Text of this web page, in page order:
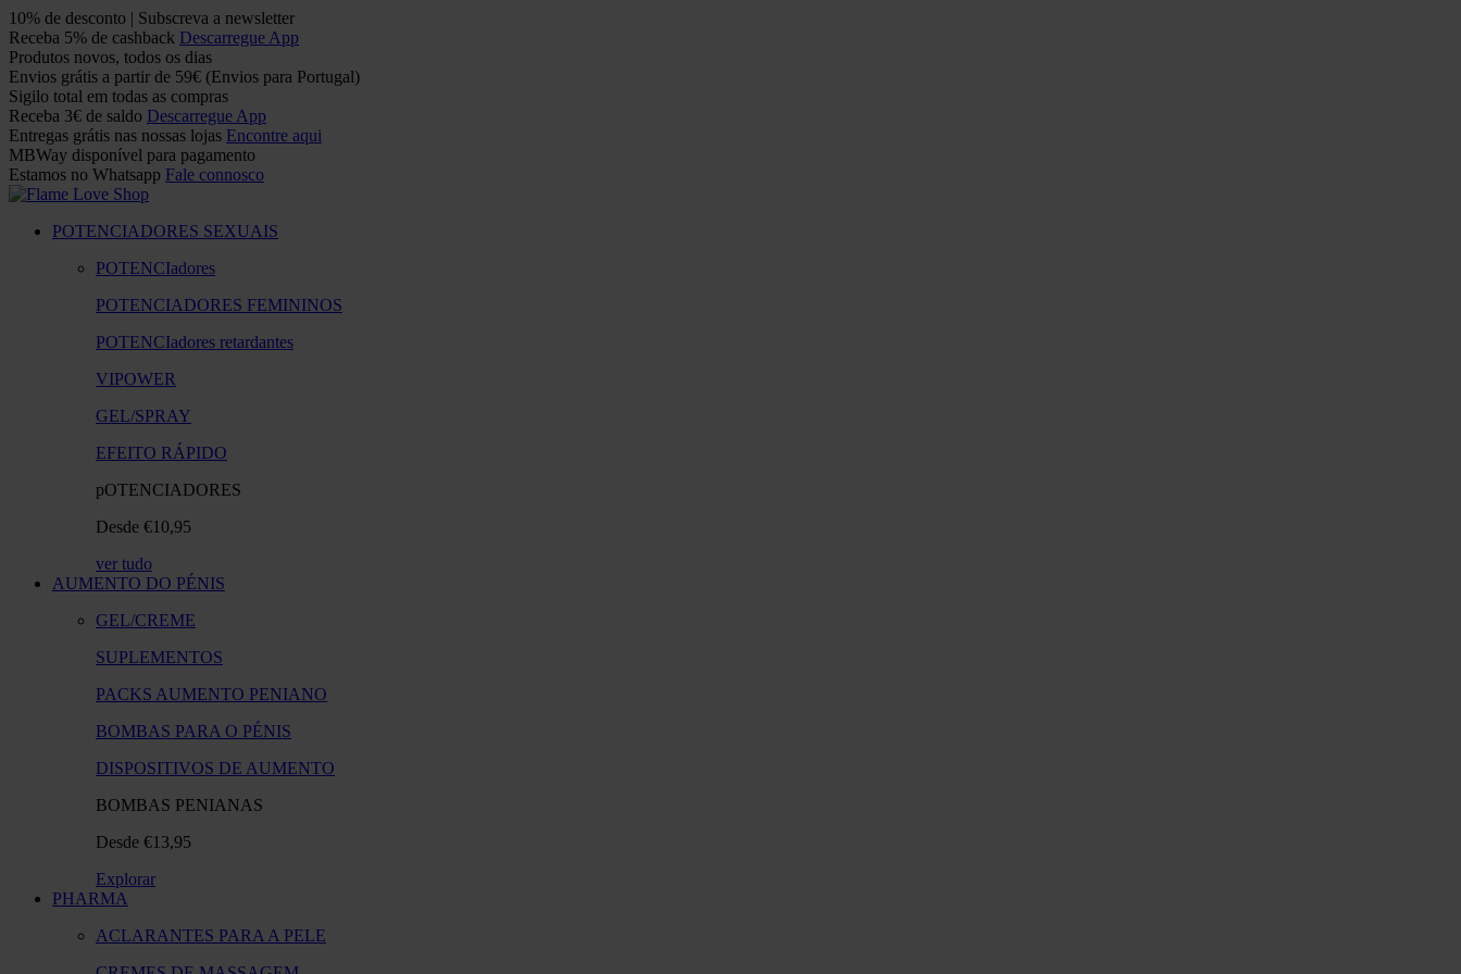
10% de desconto | Subscreva a newsletter
Receba 5% de cashback Descarregue App
Produtos novos, todos os dias
Envios grátis a partir de 59€ (Envios para Portugal)
Sigilo total em todas as compras
Receba 3€ de saldo Descarregue App
Entregas grátis nas nossas lojas Encontre aqui
MBWay disponível para pagamento
Estamos no Whatsapp Fale connosco
POTENCIADORES SEXUAIS
POTENCIadores
POTENCIADORES FEMININOS
POTENCIadores retardantes
VIPOWER
GEL/SPRAY
EFEITO RÁPIDO
pOTENCIADORES
Desde €10,95
ver tudo
AUMENTO DO PÉNIS
GEL/CREME
SUPLEMENTOS
PACKS AUMENTO PENIANO
BOMBAS PARA O PÉNIS​
DISPOSITIVOS DE AUMENTO​
BOMBAS PENIANAS
Desde €13,95
Explorar
PHARMA
ACLARANTES PARA A PELE